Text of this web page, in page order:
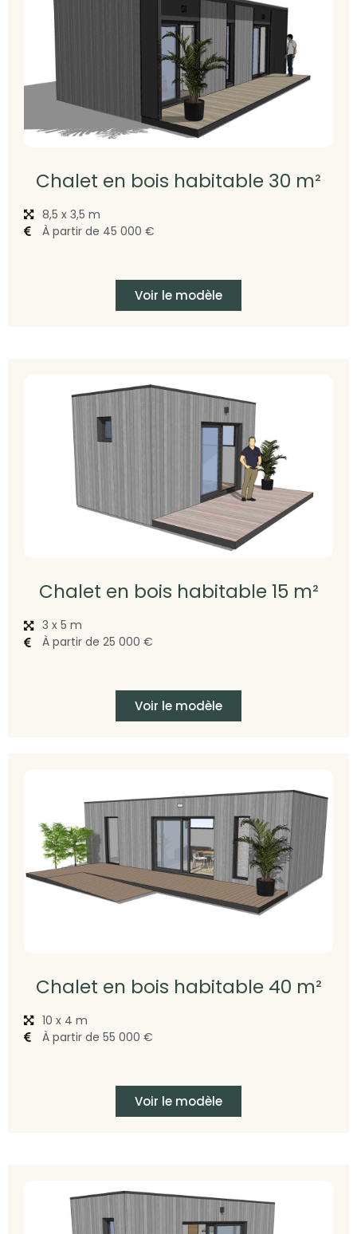
Chalet en bois habitable 30 m²
8,5 x 3,5 m
À partir de 45 000 €
Voir le modèle
Chalet en bois habitable 15 m²
3 x 5 m
À partir de 25 000 €
Voir le modèle
Chalet en bois habitable 40 m²
10 x 4 m
À partir de 55 000 €
Voir le modèle